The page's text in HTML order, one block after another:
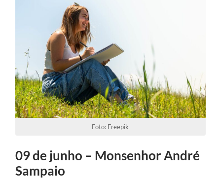
Foto: Freepik
09 de junho – Monsenhor André
Sampaio